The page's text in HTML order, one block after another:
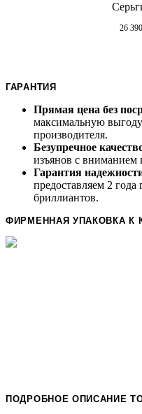
26 390
ГАРАНТИЯ
Прямая цена без
максимальную
производителя.
Безупречное
изъянов с вниманием
Гарантия
предоставляем 2 года
бриллиантов.
ФИРМЕННАЯ УПАКОВКА К
ПОДРОБНОЕ ОПИСАНИЕ